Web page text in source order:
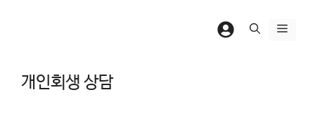
메
개인회생 상담